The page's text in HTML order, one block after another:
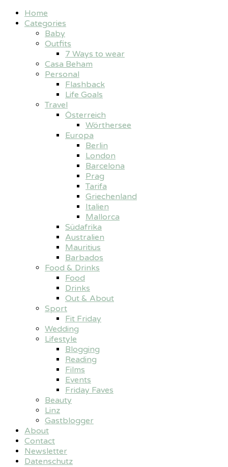
Home
Categories
Baby
Outfits
7 Ways to wear
Casa Beham
Personal
Flashback
Life Goals
Travel
Österreich
Wörthersee
Europa
Berlin
London
Barcelona
Prag
Tarifa
Griechenland
Italien
Mallorca
Südafrika
Australien
Mauritius
Barbados
Food & Drinks
Food
Drinks
Out & About
Sport
Fit Friday
Wedding
Lifestyle
Blogging
Reading
Films
Events
Friday Faves
Beauty
Linz
Gastblogger
About
Contact
Newsletter
Datenschutz